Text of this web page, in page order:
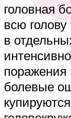
головная
всю
в
поражения
болевые